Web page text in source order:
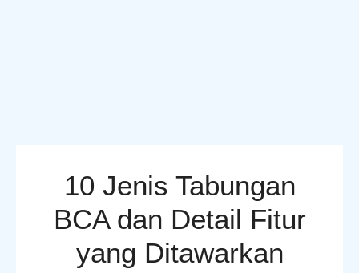
10 Jenis Tabungan
BCA dan Detail Fitur
yang Ditawarkan